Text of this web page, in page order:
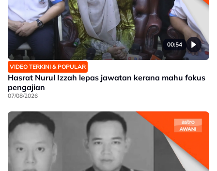
00:54
VIDEO TERKINI & POPULAR
Hasrat Nurul Izzah lepas jawatan kerana mahu fokus
pengajian
07/08/2026